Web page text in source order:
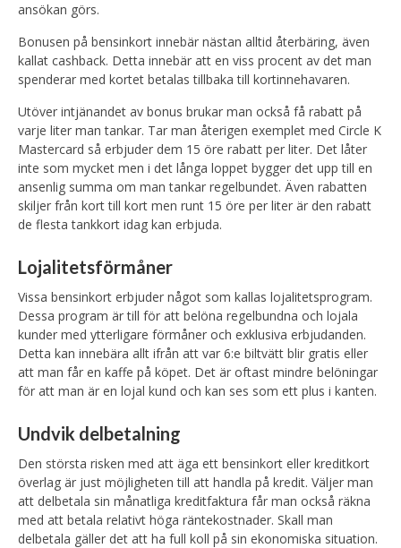
ansökan görs.
Bonusen på bensinkort innebär nästan alltid återbäring, även
kallat cashback. Detta innebär att en viss procent av det man
spenderar med kortet betalas tillbaka till kortinnehavaren.
Utöver intjänandet av bonus brukar man också få rabatt på
varje liter man tankar. Tar man återigen exemplet med Circle K
Mastercard så erbjuder dem 15 öre rabatt per liter. Det låter
inte som mycket men i det långa loppet bygger det upp till en
ansenlig summa om man tankar regelbundet. Även rabatten
skiljer från kort till kort men runt 15 öre per liter är den rabatt
de flesta tankkort idag kan erbjuda.
Lojalitetsförmåner
Vissa bensinkort erbjuder något som kallas lojalitetsprogram.
Dessa program är till för att belöna regelbundna och lojala
kunder med ytterligare förmåner och exklusiva erbjudanden.
Detta kan innebära allt ifrån att var 6:e biltvätt blir gratis eller
att man får en kaffe på köpet. Det är oftast mindre belöningar
för att man är en lojal kund och kan ses som ett plus i kanten.
Undvik delbetalning
Den största risken med att äga ett bensinkort eller kreditkort
överlag är just möjligheten till att handla på kredit. Väljer man
att delbetala sin månatliga kreditfaktura får man också räkna
med att betala relativt höga räntekostnader. Skall man
delbetala gäller det att ha full koll på sin ekonomiska situation.